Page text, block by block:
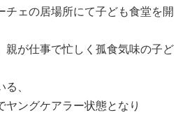
チェの居場所にて子ども食堂を開
親が仕事で忙しく孤食気味の子ど
、
ヤングケアラー状態となり